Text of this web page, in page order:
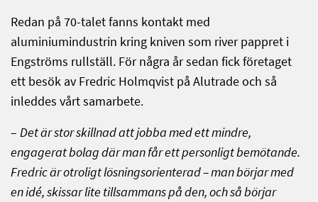
Redan på 70-talet fanns kontakt med
aluminiumindustrin kring kniven som river pappret i
Engströms rullställ. För några år sedan fick företaget
ett besök av Fredric Holmqvist på Alutrade och så
inleddes vårt samarbete.
– Det är stor skillnad att jobba med ett mindre,
engagerat bolag där man får ett personligt bemötande.
Fredric är otroligt lösningsorienterad – man börjar med
en idé, skissar lite tillsammans på den, och så börjar